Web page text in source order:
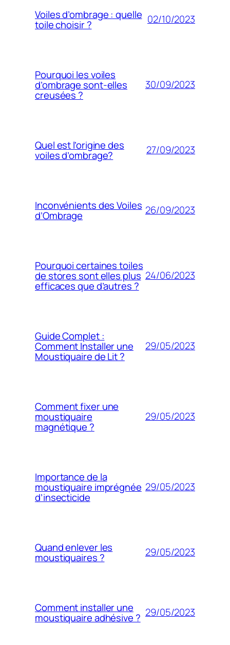
Voiles d’ombrage : quelle
toile choisir ? 02/10/2023
Pourquoi les voiles
d’ombrage sont-elles
creusées ?
30/09/2023
Quel est l’origine des
voiles d’ombrage? 27/09/2023
Inconvénients des Voiles
d’Ombrage 26/09/2023
Pourquoi certaines toiles
de stores sont elles plus
efficaces que d’autres ?
24/06/2023
Guide Complet :
Comment Installer une
Moustiquaire de Lit ?
29/05/2023
Comment fixer une
moustiquaire
magnétique ?
29/05/2023
Importance de la
moustiquaire imprégnée
d’insecticide
29/05/2023
Quand enlever les
moustiquaires ? 29/05/2023
Comment installer une
moustiquaire adhésive ? 29/05/2023